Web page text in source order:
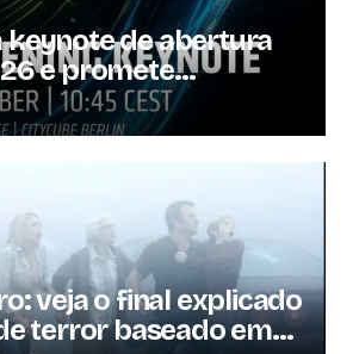
keynote de abertura
e promete
para os
veja o final explicado
terror baseado em